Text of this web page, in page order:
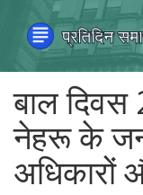
बाल
नेहरू के
अधिकारों